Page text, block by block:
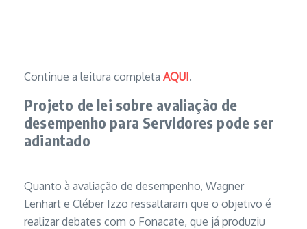
Continue a leitura completa AQUI.
Projeto de lei sobre avaliação de
desempenho para Servidores pode ser
adiantado
Quanto à avaliação de desempenho, Wagner
Lenhart e Cléber Izzo ressaltaram que o objetivo é
realizar debates com o Fonacate, que já produziu